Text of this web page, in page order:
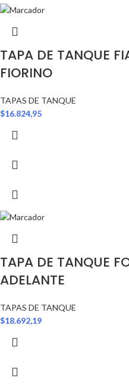
TAPA DE TANQUE
FIORINO
TAPAS DE TANQUE
$16.824,95
TAPA DE TANQUE
ADELANTE
TAPAS DE TANQUE
$18.692,19